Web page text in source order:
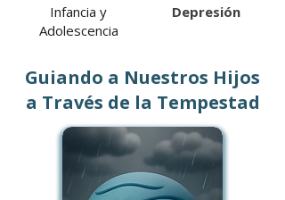
Infancia y
Adolescencia
Depresión
Guiando a Nuestros Hijos
a Través de la Tempestad